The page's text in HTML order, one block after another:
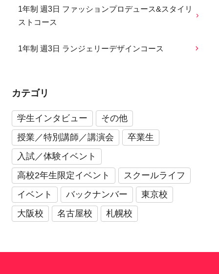
1年制 週3日 ファッションプロデュース&スタイリ
ストコース
1年制 週3日 ランジェリーデザインコース
カテゴリ
学生インタビュー
その他
授業／特別講師／講演会
卒業生
入試／体験イベント
高校2年生限定イベント
スクールライフ
イベント
バックナンバー
東京校
大阪校
名古屋校 札幌校